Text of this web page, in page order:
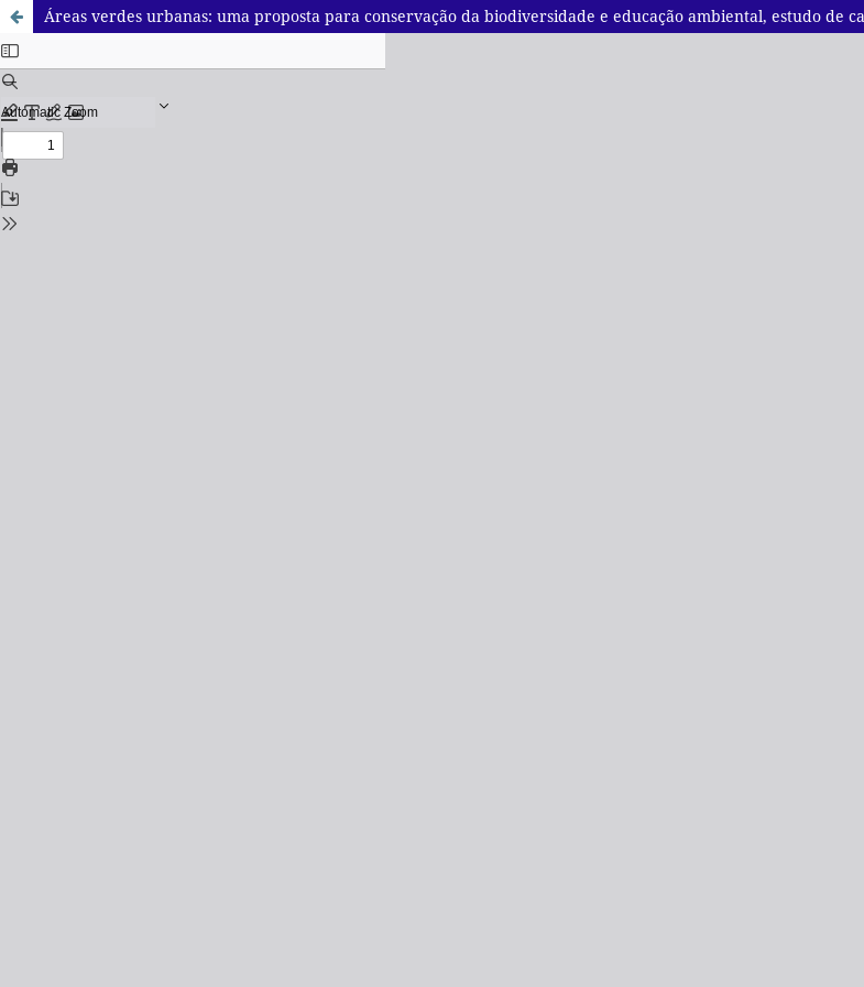
Áreas verdes urbanas: uma proposta para conservação da biodiversidade e educação ambiental, estudo de